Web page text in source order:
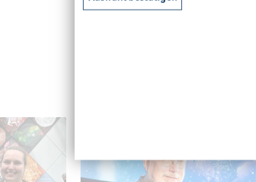
ten hat, wurde nun die Pro­jek­ti­ons­tech­